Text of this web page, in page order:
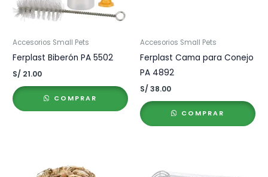
Accesorios Small Pets
Ferplast Biberón PA 5502
S/ 21.00
COMPRAR
Accesorios Small Pets
Ferplast Cama para Conejo
PA 4892
S/ 38.00
COMPRAR